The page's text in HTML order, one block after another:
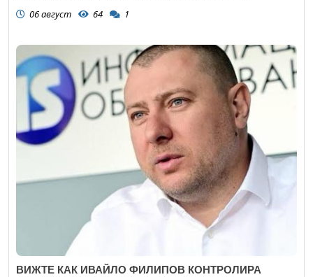
06 август 64 1
ВИЖТЕ КАК ИВАЙЛО ФИЛИПОВ КОНТРОЛИРА